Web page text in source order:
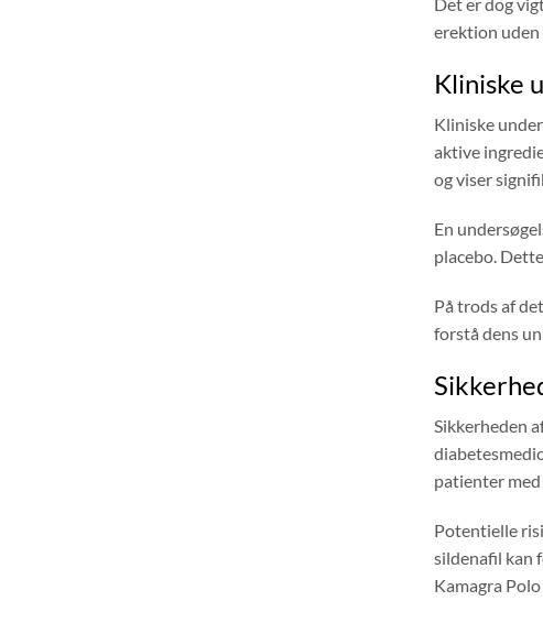
erektion uden
Kliniske
Kliniske
aktive
og viser
En
placebo.
På trods af
forstå dens
Sikkerheden
patienter
Potentielle
sildenafil kan
Kamagra